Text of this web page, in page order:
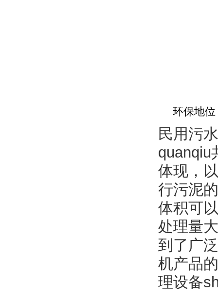
环保地位
民用污
quanqiu
体现
行污泥的
体积可以
处理量大
到了广
机产品的
理设备